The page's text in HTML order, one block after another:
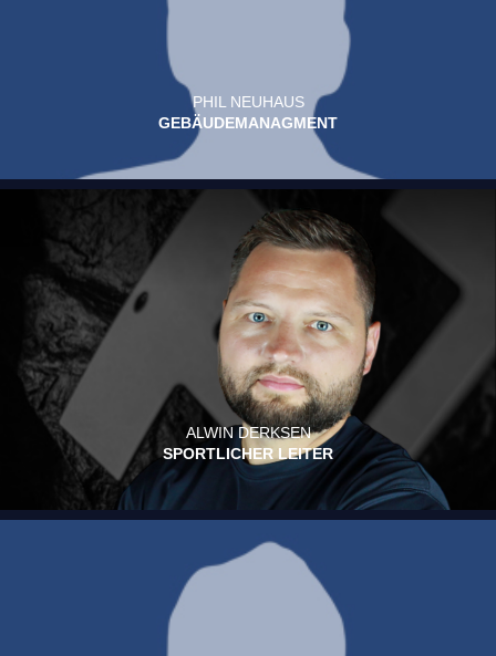
PHIL NEUHAUS
GEBÄUDEMANAGMENT
ALWIN DERKSEN
SPORTLICHER LEITER